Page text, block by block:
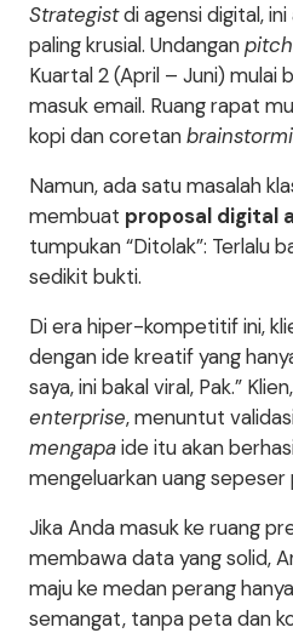
Strategistdi agensi digital,
paling krusial. Undangan
Kuartal 2 (April – Juni) mulai
masuk email. Ruang rapat
kopi dan coretan
Namun, ada satu masalah
membuat proposal digital
tumpukan “Ditolak”: Terlalu
sedikit bukti.
Di era hiper-kompetitif ini,
dengan ide kreatif yang
saya, ini bakal viral, Pak.”
enterprise, menuntut
mengapaide itu akan
mengeluarkan uang sepeser
Jika Anda masuk ke ruang
membawa data yang solid,
maju ke medan perang
semangat, tanpa peta dan